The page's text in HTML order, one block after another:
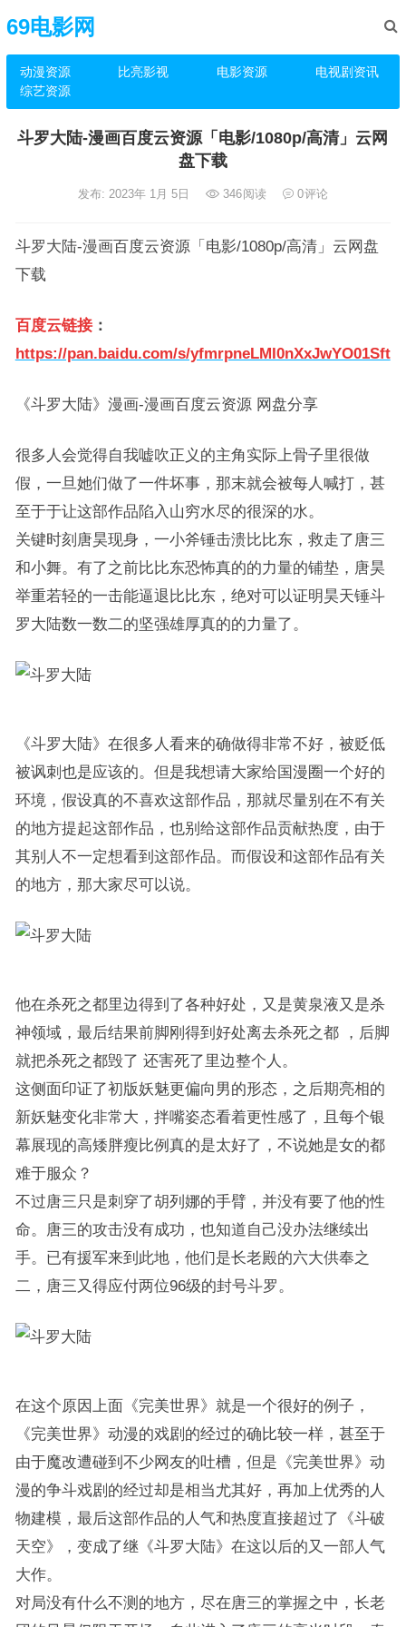
69电影网
动漫资源 比亮影视 电影资源
电视剧资讯
综艺资源
斗罗大陆-漫画百度云资源「电影/1080p/高清」云网
盘下载
发布: 2023年 1月 5日 346阅读 0评论
斗罗大陆-漫画百度云资源「电影/1080p/高清」云网盘
下载
百度云链接：
https://pan.baidu.com/s/yfmrpneLMI0nXxJwYO01Sft
《斗罗大陆》漫画-漫画百度云资源 网盘分享
很多人会觉得自我嘘吹正义的主角实际上骨子里很做
假，一旦她们做了一件坏事，那末就会被每人喊打，甚
至于于让这部作品陷入山穷水尽的很深的水。
关键时刻唐昊现身，一小斧锤击溃比比东，救走了唐三
和小舞。有了之前比比东恐怖真的的力量的铺垫，唐昊
举重若轻的一击能逼退比比东，绝对可以证明昊天锤斗
罗大陆数一数二的坚强雄厚真的的力量了。
《斗罗大陆》在很多人看来的确做得非常不好，被贬低
被讽刺也是应该的。但是我想请大家给国漫圈一个好的
环境，假设真的不喜欢这部作品，那就尽量别在不有关
的地方提起这部作品，也别给这部作品贡献热度，由于
其别人不一定想看到这部作品。而假设和这部作品有关
的地方，那大家尽可以说。
他在杀死之都里边得到了各种好处，又是黄泉液又是杀
神领域，最后结果前脚刚得到好处离去杀死之都 ，后脚
就把杀死之都毁了 还害死了里边整个人。
这侧面印证了初版妖魅更偏向男的形态，之后期亮相的
新妖魅变化非常大，拌嘴姿态看着更性感了，且每个银
幕展现的高矮胖瘦比例真的是太好了，不说她是女的都
难于服众？
不过唐三只是刺穿了胡列娜的手臂，并没有要了他的性
命。唐三的攻击没有成功，也知道自己没办法继续出
手。已有援军来到此地，他们是长老殿的六大供奉之
二，唐三又得应付两位96级的封号斗罗。
在这个原因上面《完美世界》就是一个很好的例子，
《完美世界》动漫的戏剧的经过的确比较一样，甚至于
由于魔改遭碰到不少网友的吐槽，但是《完美世界》动
漫的争斗戏剧的经过却是相当尤其好，再加上优秀的人
物建模，最后这部作品的人气和热度直接超过了《斗破
天空》，变成了继《斗罗大陆》在这以后的又一部人气
大作。
对局没有什么不测的地方，尽在唐三的掌握之中，长老